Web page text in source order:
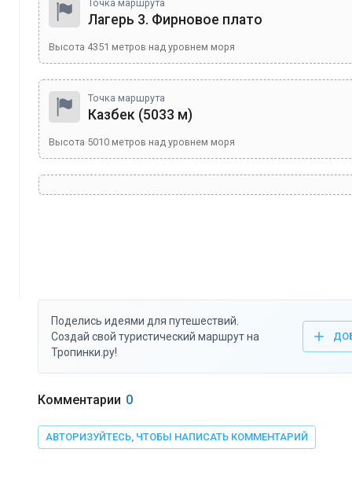
Точка маршрута
Лагерь 3. Фирновое плато
Высота 4351 метров над уровнем моря
Точка маршрута
Казбек (5033 м)
Высота 5010 метров над уровнем моря
Поделись идеями для путешествий.
Создай свой туристический маршрут на
Тропинки.ру!
Комментарии 0
АВТОРИЗУЙТЕСЬ, ЧТОБЫ НАПИСАТЬ КОММЕНТАРИЙ